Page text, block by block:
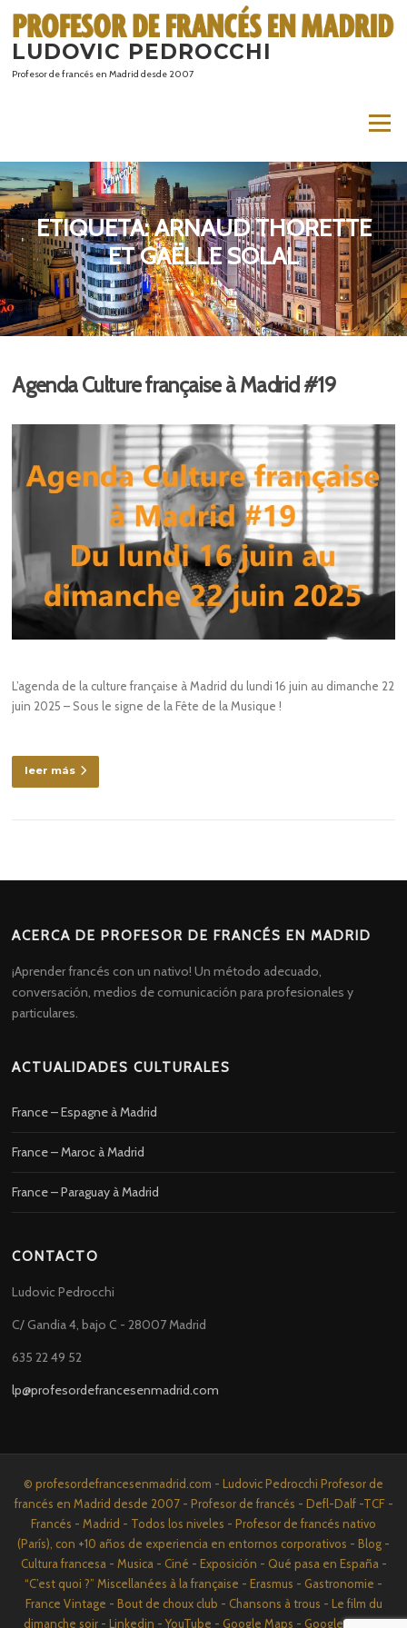
contenido
LUDOVIC PEDROCCHI
Profesor de francés en Madrid desde 2007
Menú
ETIQUETA:ARNAUD THORETTE
ET GAËLLE SOLAL
Agenda Culture française à Madrid #19
L’agenda de la culture française à Madrid du lundi 16 juin au dimanche 22
juin 2025 – Sous le signe de la Fête de la Musique !
leer más
ACERCA DE PROFESOR DE FRANCÉS EN MADRID
¡Aprender francés con un nativo! Un método adecuado,
conversación, medios de comunicación para profesionales y
particulares.
ACTUALIDADES CULTURALES
France – Espagne à Madrid
France – Maroc à Madrid
France – Paraguay à Madrid
CONTACTO
Ludovic Pedrocchi
C/ Gandia 4, bajo C - 28007 Madrid
635 22 49 52
lp@profesordefrancesenmadrid.com
© profesordefrancesenmadrid.com - Ludovic Pedrocchi Profesor de
francés en Madrid desde 2007 - Profesor de francés - Defl-Dalf -TCF -
Francés - Madrid - Todos los niveles - Profesor de francés nativo
(París), con +10 años de experiencia en entornos corporativos - Blog -
Cultura francesa - Musica - Ciné - Exposición - Qué pasa en España -
“C’est quoi ?” Miscellanées à la française - Erasmus - Gastronomie -
France Vintage - Bout de choux club - Chansons à trous - Le film du
dimanche soir - Linkedin - YouTube - Google Maps - Google News -